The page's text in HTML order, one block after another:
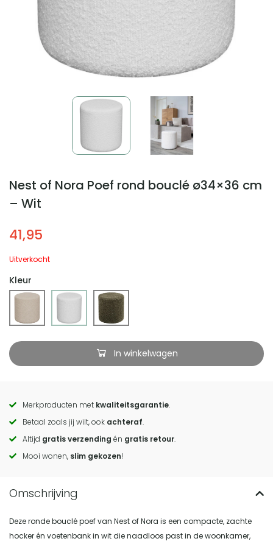
Nest of Nora Poef rond bouclé ø34×36 cm
– Wit
41,95
Uitverkocht
Kleur
In winkelwagen
Call
to
actions
Merkproducten met kwaliteitsgarantie.
Betaal zoals jij wilt, ook achteraf.
Altijd gratis verzending én gratis retour.
Mooi wonen, slim gekozen!
Deze ronde bouclé poef van Nest of Nora is een compacte, zachte
hocker én voetenbank in wit die naadloos past in de woonkamer,